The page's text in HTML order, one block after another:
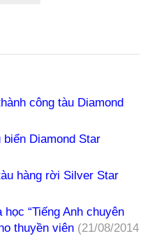
công tàu Diamond
biển Diamond Star
hàng rời Silver Star
“Tiếng Anh chuyên
thuyền viên (21/08/2014